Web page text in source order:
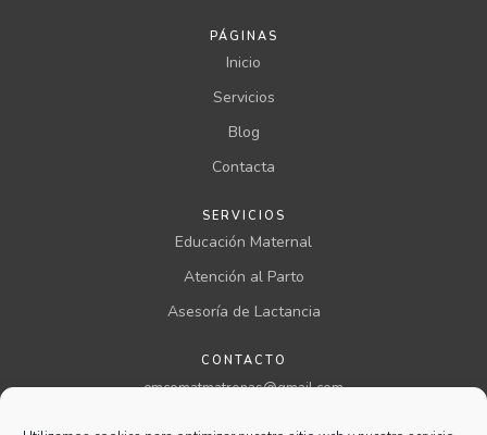
PÁGINAS
Inicio
Servicios
Blog
Contacta
SERVICIOS
Educación Maternal
Atención al Parto
Asesoría de Lactancia
CONTACTO
emcomatmatronas@gmail.com